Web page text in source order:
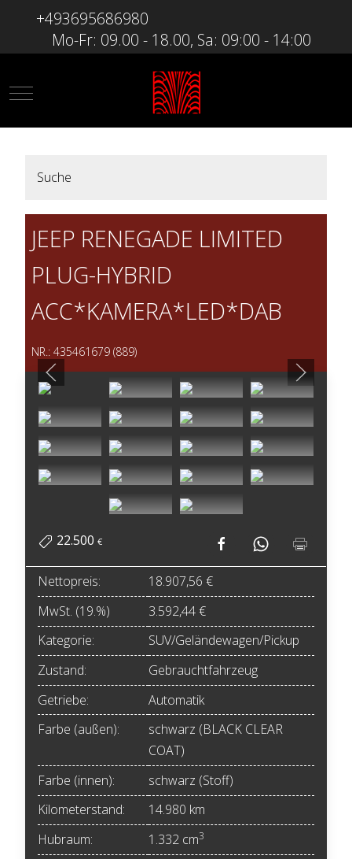
+493695686980
Mo-Fr: 09.00 - 18.00, Sa: 09:00 - 14:00
Mobile Menu Toggle
Suche
JEEP RENEGADE LIMITED
PLUG-HYBRID
ACC*KAMERA*LED*DAB
NR.: 435461679 (889)
22.500 €
Nettopreis:
18.907,56 €
MwSt. (19.%)
3.592,44 €
Kategorie:
SUV/Geländewagen/Pickup
Zustand:
Gebrauchtfahrzeug
Getriebe:
Automatik
Farbe (außen):
schwarz (BLACK CLEAR
COAT)
Farbe (innen):
schwarz (Stoff)
Kilometerstand:
14.980 km
Hubraum:
1.332 cm3